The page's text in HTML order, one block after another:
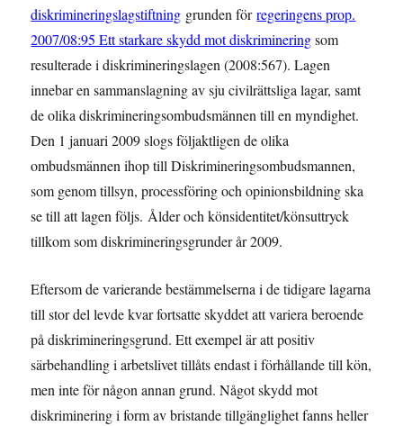
diskrimineringslagstiftning grunden förregeringens prop.
2007/08:95 Ett starkare skydd mot diskrimineringsom
resulterade i diskrimineringslagen (2008:567). Lagen
innebar en sammanslagning av sju civilrättsliga lagar, samt
de olika diskrimineringsombudsmännen till en myndighet.
Den 1 januari 2009 slogs följaktligen de olika
ombudsmännen ihop till Diskrimineringsombudsmannen,
som genom tillsyn, processföring och opinionsbildning ska
se till att lagen följs. Ålder och könsidentitet/könsuttryck
tillkom som diskrimineringsgrunder år 2009.
Eftersom de varierande bestämmelserna i de tidigare lagarna
till stor del levde kvar fortsatte skyddet att variera beroende
på diskrimineringsgrund. Ett exempel är att positiv
särbehandling i arbetslivet tillåts endast i förhållande till kön,
men inte för någon annan grund. Något skydd mot
diskriminering i form av bristande tillgänglighet fanns heller